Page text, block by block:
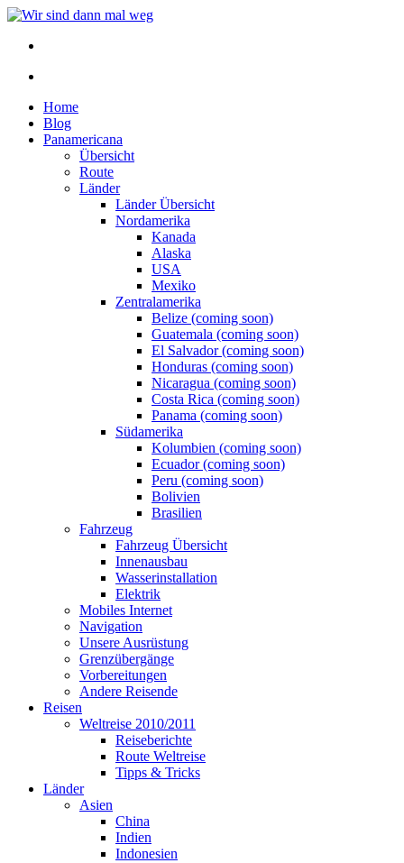
Home
Blog
Panamericana
Übersicht
Route
Länder
Länder Übersicht
Nordamerika
Kanada
Alaska
USA
Mexiko
Zentralamerika
Belize (coming soon)
Guatemala (coming soon)
El Salvador (coming soon)
Honduras (coming soon)
Nicaragua (coming soon)
Costa Rica (coming soon)
Panama (coming soon)
Südamerika
Kolumbien (coming soon)
Ecuador (coming soon)
Peru (coming soon)
Bolivien
Brasilien
Fahrzeug
Fahrzeug Übersicht
Innenausbau
Wasserinstallation
Elektrik
Mobiles Internet
Navigation
Unsere Ausrüstung
Grenzübergänge
Vorbereitungen
Andere Reisende
Reisen
Weltreise 2010/2011
Reiseberichte
Route Weltreise
Tipps & Tricks
Länder
Asien
China
Indien
Indonesien